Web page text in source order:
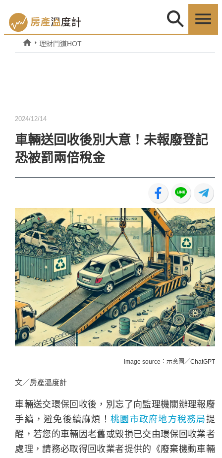
理財門道HOT
2024/12/14
車輛送回收後別大意！未報廢登記
恐被罰兩倍稅金
image source：示意圖／ChatGPT
文／房產溫度計
車輛送交環保回收後，別忘了向監理機關辦理報廢
手續，避免後續麻煩！ 桃園市政府地方稅務局提
醒，若您的車輛因老舊或毀損已交由環保回收業者
處理，請務必取得回收業者提供的《廢棄機動車輛